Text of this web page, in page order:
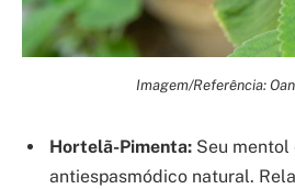
Imagem/Referência:
Hortelã-Pimenta: Seu mentol
antiespasmódico natural.